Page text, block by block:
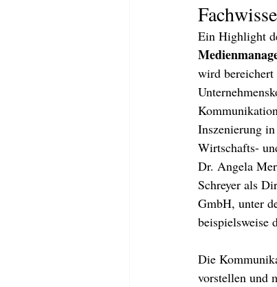
ABOUT
Ein Highlight
wird bereichert
Inszenierung
Wirtschafts-
Dr. Angela
Schreyer als
GmbH, unter
beispielsweise
Die
vorstellen und